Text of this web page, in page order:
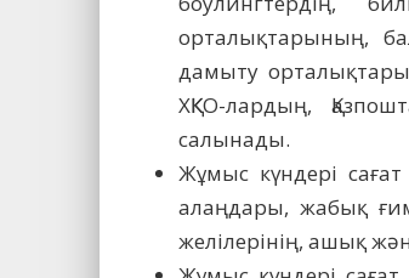
орталықтарының,
дамыту
ХҚКО-лардың,
салынады.
Жұмыс күндері
алаңдары, жабық
желілерінің, ашық